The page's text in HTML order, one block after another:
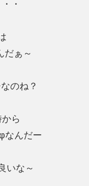
・
だぁ～
のね？
ら
なんだー
いな～